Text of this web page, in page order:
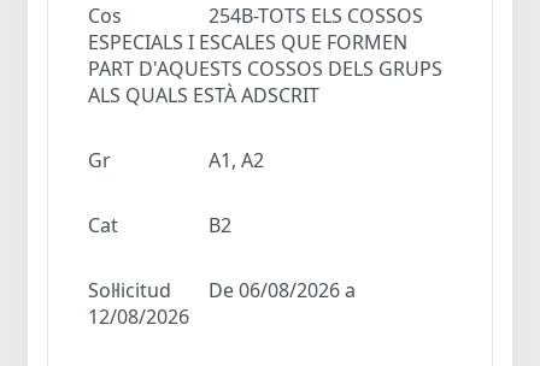
Cos
254B-TOTS ELS COSSOS
ESPECIALS I ESCALES QUE FORMEN
PART D'AQUESTS COSSOS DELS GRUPS
ALS QUALS ESTÀ ADSCRIT
Gr A1, A2
Cat B2
Sol·licitud
De 06/08/2026 a
12/08/2026